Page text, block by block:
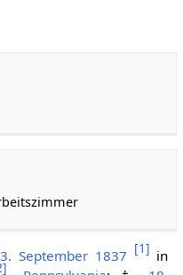
3. September 1837 [1] in
]